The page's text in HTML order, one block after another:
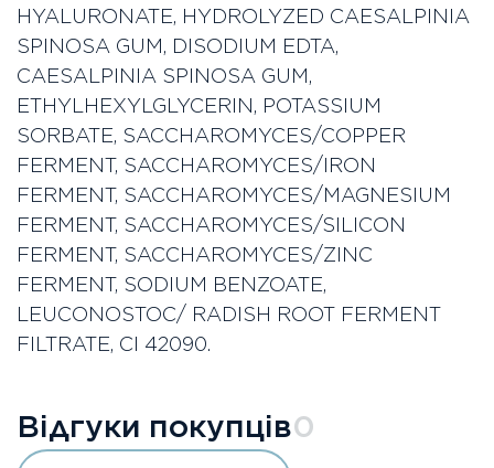
HYALURONATE, HYDROLYZED CAESALPINIA
SPINOSA GUM, DISODIUM EDTA,
CAESALPINIA SPINOSA GUM,
ETHYLHEXYLGLYCERIN, POTASSIUM
SORBATE, SACCHAROMYCES/COPPER
FERMENT, SACCHAROMYCES/IRON
FERMENT, SACCHAROMYCES/MAGNESIUM
FERMENT, SACCHAROMYCES/SILICON
FERMENT, SACCHAROMYCES/ZINC
FERMENT, SODIUM BENZOATE,
LEUCONOSTOC/ RADISH ROOT FERMENT
FILTRATE, CI 42090.
Відгуки покупців0